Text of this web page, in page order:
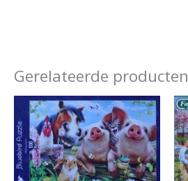
Gerelateerde producten